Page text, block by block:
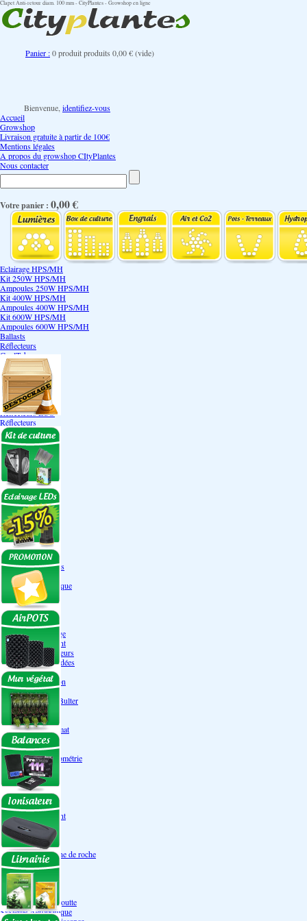
Clapet Anti-retour diam. 100 mm - CityPlantes - Growshop en ligne
Panier :0produitproduits 0,00 €(vide)
Bienvenue, identifiez-vous
Accueil
Growshop
Livraison gratuite à partir de 100€
Mentions légales
A propos du growshop CItyPlantes
Nous contacter
Votre panier : 0,00 €
Eclairage HPS/MH
Kit 250W HPS/MH
Ampoules 250W HPS/MH
Kit 400W HPS/MH
Ampoules 400W HPS/MH
Kit 600W HPS/MH
Ampoules 600W HPS/MH
Ballasts
Réflecteurs
CoolTube
Accessoires
Eclairages LEDs
Eclairages ECO
Kits ECO
Ampoules ECO
Réflecteurs ECO
Réflecteurs
Accessoires
Box Discount
Box par marque
Hortibox
Homebox
Dark Room II
GrowLab
Box par taille
Box 40 cm
Box 60 cm
Box 80-90 cm
Box 120 cm
Autres tailles Box
Box double étages
Engrais par familles
Engrais terre
Engrais hydroponique
Engrais-Coco
Boosters
Engrais Pack
Enzymes
Solutions de rinçage
Promotion Discount
Accessoires et doseurs
Engrais pour orchidées
Correcteurs PH
Extraction/Intraction
Ventilation
Ioniseur d'air -AirBulter
Filtre anti-odeur
Diffusion CO²
Contrôleurs de climat
Silencieux
Gaines
Température Hygrométrie
Humidificateurs
Accessoires
Pots - Substrats
Soucoupe
Air Pots originaux
Promotion Discount
Terraux
Autres substrats
Fibre Coco
Billes d'argile- Laine de roche
Irrigation
Orchidées
Système NFT
Ultraponie
Système goutte à goutte
Système Aéroponique